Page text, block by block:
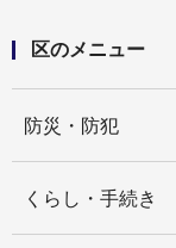
区のメニュー
防災・防犯
くらし・手続き